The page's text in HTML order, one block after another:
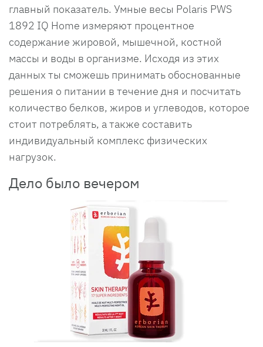
главный показатель. Умные весы Polaris PWS
1892 IQ Home измеряют процентное
содержание жировой, мышечной, костной
массы и воды в организме. Исходя из этих
данных ты сможешь принимать обоснованные
решения о питании в течение дня и посчитать
количество белков, жиров и углеводов, которое
стоит потреблять, а также составить
индивидуальный комплекс физических
нагрузок.
Дело было вечером